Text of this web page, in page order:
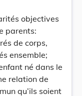
objectives
parents:
de corps,
ensemble;
né dans le
relation de
qu’ils soient